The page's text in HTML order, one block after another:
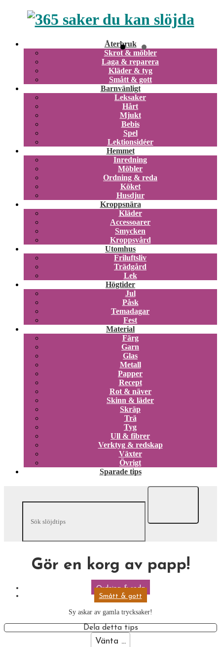
Återbruk
Skrot & möbler
Laga & reparera
Kläder & tyg
Smått & gott
Barnvänligt
Leksaker
Hårt
Mjukt
Bebis
Spel
Lektionsidéer
Hemmet
Inredning
Möbler
Ordning & reda
Köket
Husdjur
Kroppsnära
Kläder
Accessoarer
Smycken
Kroppsvård
Utomhus
Friluftsliv
Trädgård
Lek
Högtider
Jul
Påsk
Temadagar
Fest
Material
Färg
Garn
Glas
Metall
Papper
Recept
Rot & näver
Skinn & läder
Skräp
Trä
Tyg
Ull & fibrer
Verktyg & redskap
Växter
Övrigt
Sparade tips
Gör en korg av papp!
Ordning & reda
Smått & gott
Sy askar av gamla trycksaker!
Dela detta tips
Vänta ...